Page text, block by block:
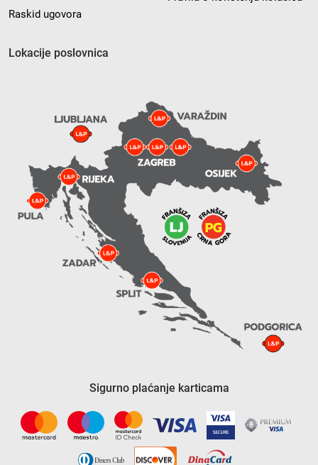
Raskid ugovora
Lokacije poslovnica
Sigurno plaćanje karticama